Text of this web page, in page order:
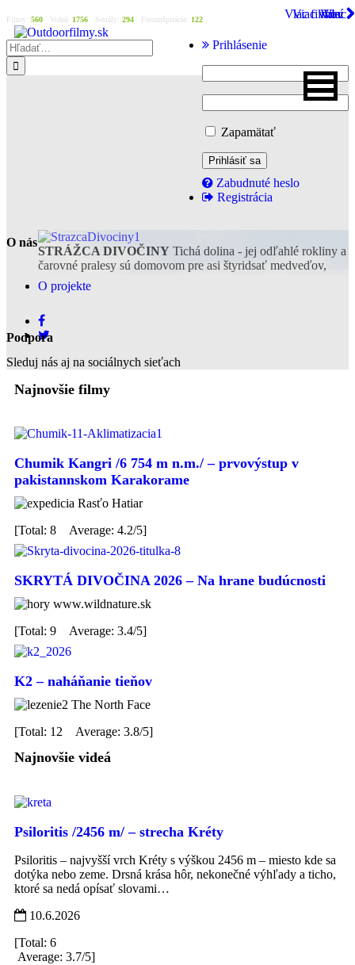
Filmy: 560 Videá: 1756 Seriály: 294 Fotoinšpirácie: 122
Prihlásenie
Zapamätať
Zabudnuté heslo
Registrácia
VOLANIE DIAĽOK Cesta hrdinov SNP - zdolať ju v
rozpätí 7 až 9 dní, je poriadna výzva, aká sa nevidí každý deň
STRÁŽCA DIVOČINY Tichá dolina - jej odľahlé rokliny a
čarovné pralesy sú domovom pre asi štyridsať medveďov,
ktoré tu môžu žiť bez akýchkoľvek konfliktov s človekom
Sleduj nás aj na sociálnych sieťach
Najnovšie filmy
Viac filmov
Chumik Kangri /6 754 m n.m./ – prvovýstup v
pakistannskom Karakorame
Rasťo Hatiar
[Total: 8 Average: 4.2/5]
SKRYTÁ DIVOČINA 2026 – Na hrane budúcnosti
www.wildnature.sk
[Total: 9 Average: 3.4/5]
K2 – naháňanie tieňov
The North Face
[Total: 12 Average: 3.8/5]
Najnovšie videá
Viac videí
Psiloritis /2456 m/ – strecha Kréty
Psiloritis – najvyšší vrch Kréty s výškou 2456 m – miesto kde sa
dotýka nebo zeme. Drsná krása hôr, nekonečné výhľady a ticho,
ktoré sa nedá opísať slovami…
10.6.2026
[Total: 6
Average: 3.7/5]
Viac
Viac
O nás
O projekte
Podpora